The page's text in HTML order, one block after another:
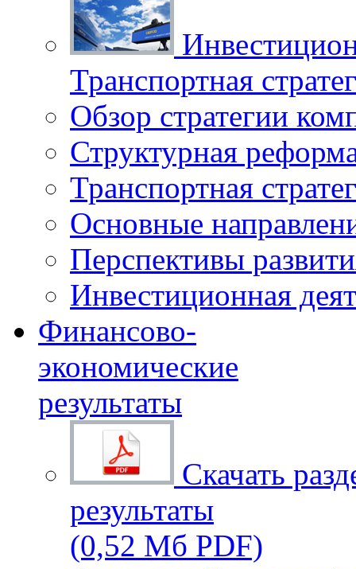
Транспортная
Обзор стратегии
Структурная
Транспортная
Основные
Перспективы
Инвестиционная
Финансово-
экономические
результаты
Скачать
результаты
(0,52 Мб PDF)